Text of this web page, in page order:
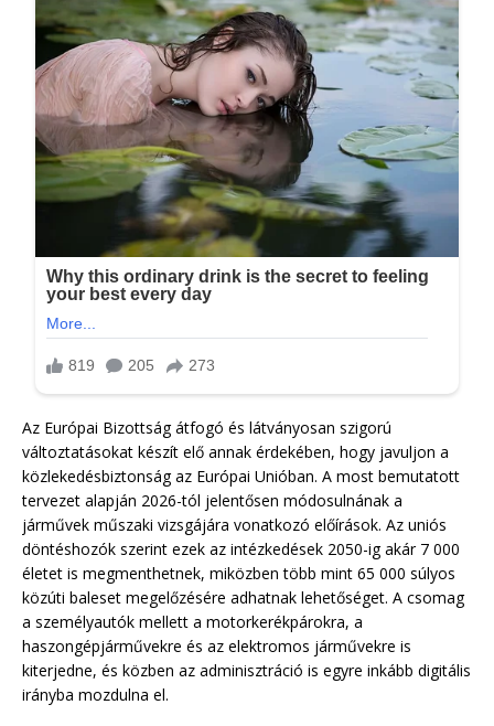
Az Európai Bizottság átfogó és látványosan szigorú
változtatásokat készít elő annak érdekében, hogy javuljon a
közlekedésbiztonság az Európai Unióban. A most bemutatott
tervezet alapján 2026-tól jelentősen módosulnának a
járművek műszaki vizsgájára vonatkozó előírások. Az uniós
döntéshozók szerint ezek az intézkedések 2050-ig akár 7 000
életet is megmenthetnek, miközben több mint 65 000 súlyos
közúti baleset megelőzésére adhatnak lehetőséget. A csomag
a személyautók mellett a motorkerékpárokra, a
haszongépjárművekre és az elektromos járművekre is
kiterjedne, és közben az adminisztráció is egyre inkább digitális
irányba mozdulna el.